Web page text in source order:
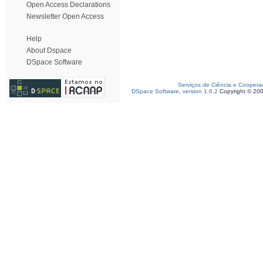
Open Access Declarations
Newsletter Open Access
Help
About Dspace
DSpace Software
Serviços de Ciência e
DSpace Software, version 1.6.2 Copyright ©